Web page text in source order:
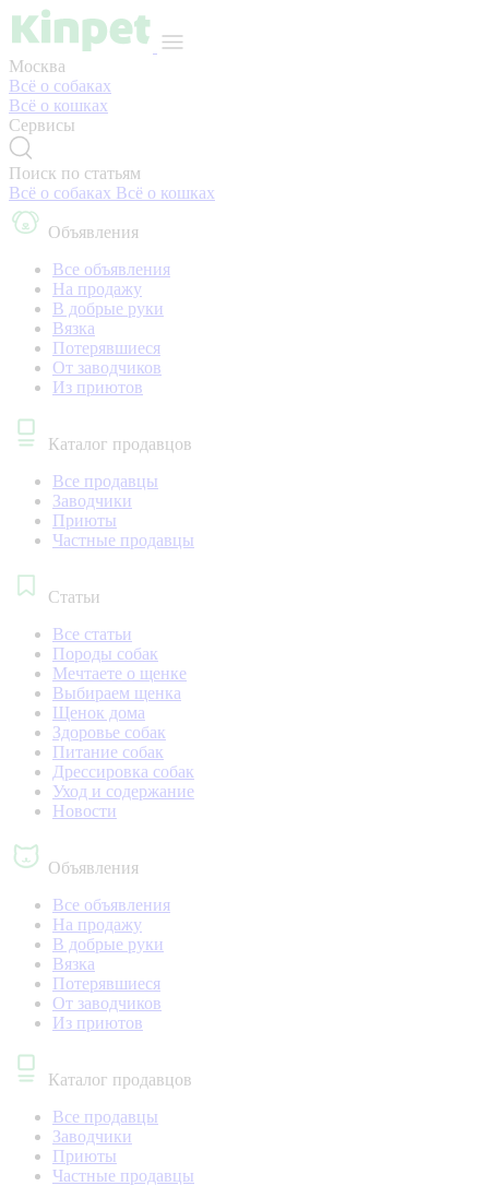
Москва
Всё о собаках
Всё о кошках
Сервисы
Поиск по статьям
Всё о собаках Всё о кошках
Объявления
Все объявления
На продажу
В добрые руки
Вязка
Потерявшиеся
От заводчиков
Из приютов
Каталог продавцов
Все продавцы
Заводчики
Приюты
Частные продавцы
Статьи
Все статьи
Породы собак
Мечтаете о щенке
Выбираем щенка
Щенок дома
Здоровье собак
Питание собак
Дрессировка собак
Уход и содержание
Новости
Объявления
Все объявления
На продажу
В добрые руки
Вязка
Потерявшиеся
От заводчиков
Из приютов
Каталог продавцов
Все продавцы
Заводчики
Приюты
Частные продавцы